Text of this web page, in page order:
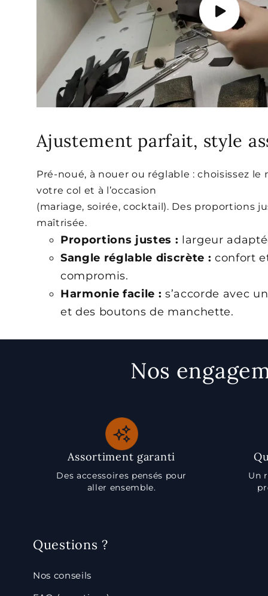
Ajustement parfait, style
Pré-noué, à nouer ou réglable : choisissez
votre col et à l’occasion
(mariage, soirée, cocktail). Des proportions
maîtrisée.
Proportions justes : largeur
Sangle réglable discrète : confort
compromis.
Harmonie facile : s’accorde avec
et des boutons de manchette.
Nos
Assortiment garanti
Des accessoires pensés pour
aller ensemble.
Un
Questions ?
Nos conseils